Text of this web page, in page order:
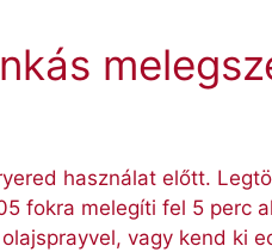
használat előtt.
fokra melegíti fel 5 perc
vagy kend ki